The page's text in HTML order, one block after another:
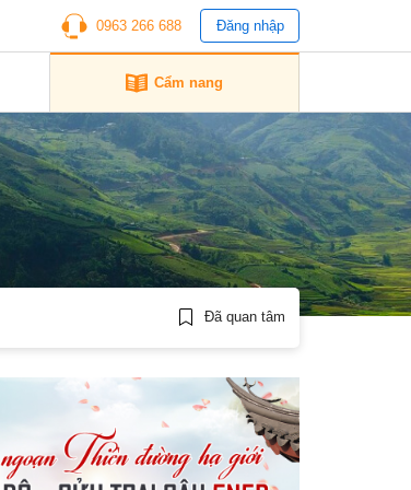
0963 266 688 Đăng nhập
Cẩm nang
Đã quan tâm